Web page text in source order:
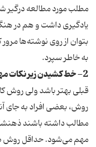
مطلب مورد مطالعه درگیر
یادگیری داشت و هم در
بتوان از روی نوشته‌ها
به خاطر سپرد.
2- خط کشیدن زیر نکات مهم:
قبلی بهتر باشد ولی روش
روش، بعضی افراد به جای
مطالب داشته باشند
مهم می‌شود. حداقل روش